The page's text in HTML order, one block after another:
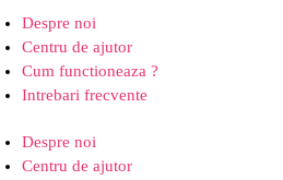
Despre noi
Centru de ajutor
Cum functioneaza ?
Intrebari frecvente
Despre noi
Centru de ajutor